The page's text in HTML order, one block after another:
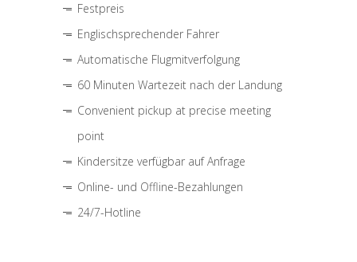
Festpreis
Englischsprechender Fahrer
Automatische Flugmitverfolgung
60 Minuten Wartezeit nach der Landung
Convenient pickup at precise meeting
point
Kindersitze verfügbar auf Anfrage
Online- und Offline-Bezahlungen
24/7-Hotline